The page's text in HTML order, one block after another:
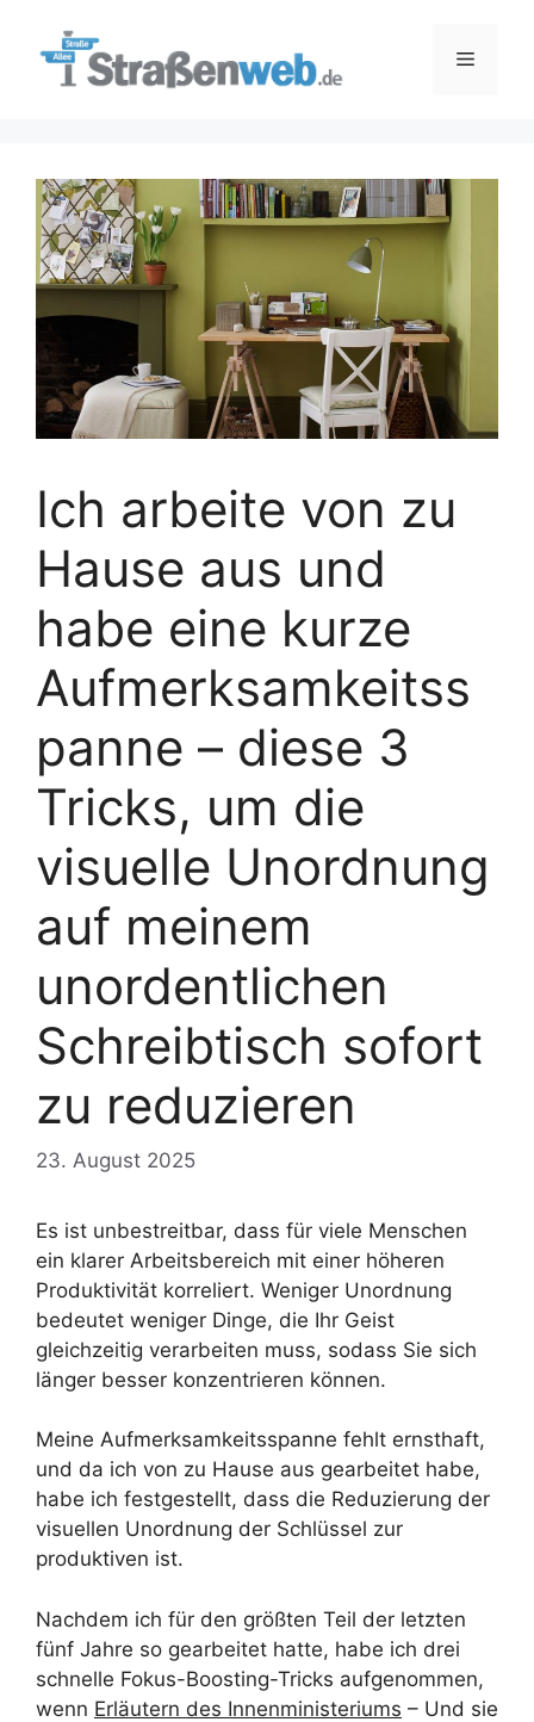
Menü
Ich arbeite von zu
Hause aus und
habe eine kurze
Aufmerksamkeitss
panne – diese 3
Tricks, um die
visuelle Unordnung
auf meinem
unordentlichen
Schreibtisch sofort
zu reduzieren
23. August 2025
Es ist unbestreitbar, dass für viele Menschen
ein klarer Arbeitsbereich mit einer höheren
Produktivität korreliert. Weniger Unordnung
bedeutet weniger Dinge, die Ihr Geist
gleichzeitig verarbeiten muss, sodass Sie sich
länger besser konzentrieren können.
Meine Aufmerksamkeitsspanne fehlt ernsthaft,
und da ich von zu Hause aus gearbeitet habe,
habe ich festgestellt, dass die Reduzierung der
visuellen Unordnung der Schlüssel zur
produktiven ist.
Nachdem ich für den größten Teil der letzten
fünf Jahre so gearbeitet hatte, habe ich drei
schnelle Fokus-Boosting-Tricks aufgenommen,
wenn Erläutern des Innenministeriums – Und sie